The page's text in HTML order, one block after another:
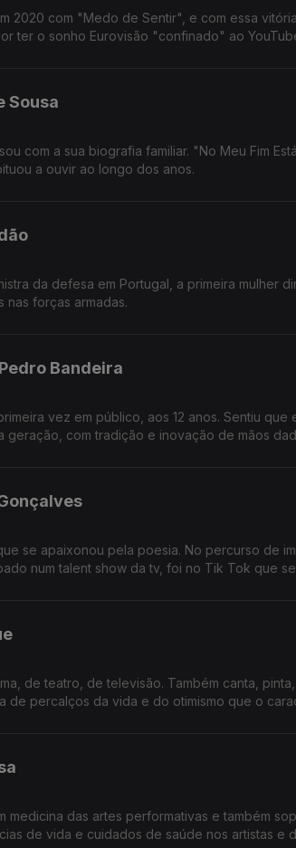
2020 com "Medo de Sentir", e com essa
ter o sonho Eurovisão "confinado" ao
Sousa
com a sua biografia familiar. "No Meu Fim
a ouvir ao longo dos anos.
da defesa em Portugal, a primeira mulher
nas forças armadas.
Bandeira
vez em público, aos 12 anos. Sentiu
geração, com tradição e inovação de mãos
se apaixonou pela poesia. No percurso de
num talent show da tv, foi no Tik Tok que
de teatro, de televisão. Também canta,
de percalços da vida e do otimismo que o
medicina das artes performativas e também
de vida e cuidados de saúde nos artistas e